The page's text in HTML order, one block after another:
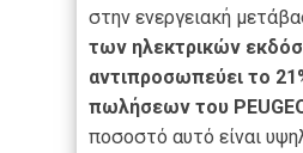
στην ενεργειακή
των ηλεκτρικών
αντιπροσωπεύει το
πωλήσεων του
ποσοστό αυτό είναι